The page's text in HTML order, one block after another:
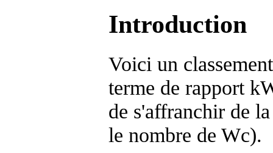
Introduction
Voici un
terme de rapport
de s'affranchir de
le nombre de Wc).